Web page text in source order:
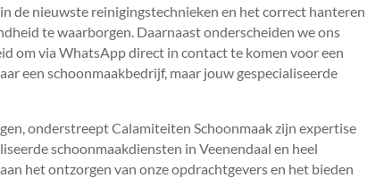
de nieuwste reinigingstechnieken en het correct hanteren
te waarborgen.​ Daarnaast onderscheiden we ons
om via WhatsApp direct in contact te komen voor een
een schoonmaakbedrijf, maar jouw gespecialiseerde
onderstreept Calamiteiten Schoonmaak zijn expertise
schoonmaakdiensten in Veenendaal en heel
het ontzorgen van onze opdrachtgevers en het bieden